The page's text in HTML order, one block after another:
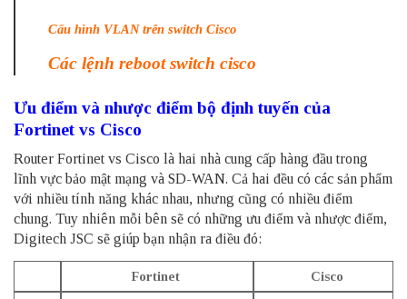
Cấu hình VLAN trên switch Cisco
Các lệnh reboot switch cisco
Ưu điểm và nhược điểm bộ định tuyến của
Fortinet vs Cisco
Router Fortinet vs Cisco là hai nhà cung cấp hàng đầu trong
lĩnh vực bảo mật mạng và SD-WAN. Cả hai đều có các sản phẩm
với nhiều tính năng khác nhau, nhưng cũng có nhiều điểm
chung. Tuy nhiên mỗi bên sẽ có những ưu điểm và nhược điểm,
Digitech JSC sẽ giúp bạn nhận ra điều đó:
Fortinet Cisco